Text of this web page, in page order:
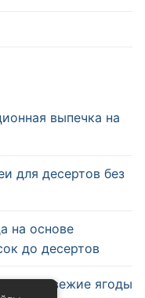
выпечка на
для десертов без
на основе
до десертов
свежие ягоды